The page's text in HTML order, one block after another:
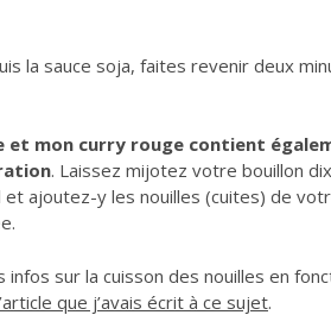
la sauce soja, faites revenir deux
et mon curry rouge contient
. Laissez mijotez votre bouillon
ajoutez-y les nouilles (cuites) de
infos sur la cuisson des nouilles en
que j’avais écrit à ce sujet.